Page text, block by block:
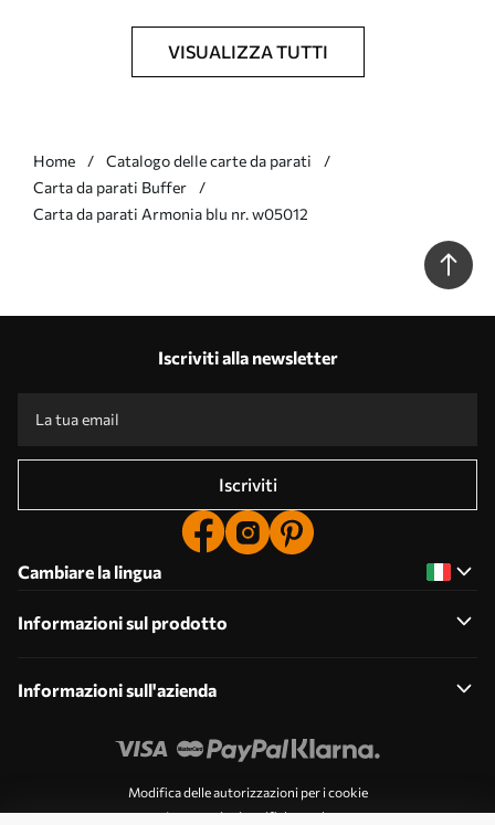
VISUALIZZA TUTTI
Home
Catalogo delle carte da parati
Carta da parati Buffer
Carta da parati Armonia blu nr. w05012
Iscriviti alla newsletter
Iscriviti
Cambiare la lingua
Informazioni sul prodotto
Informazioni sull'azienda
Modifica delle autorizzazioni per i cookie
Impostazioni notifiche push